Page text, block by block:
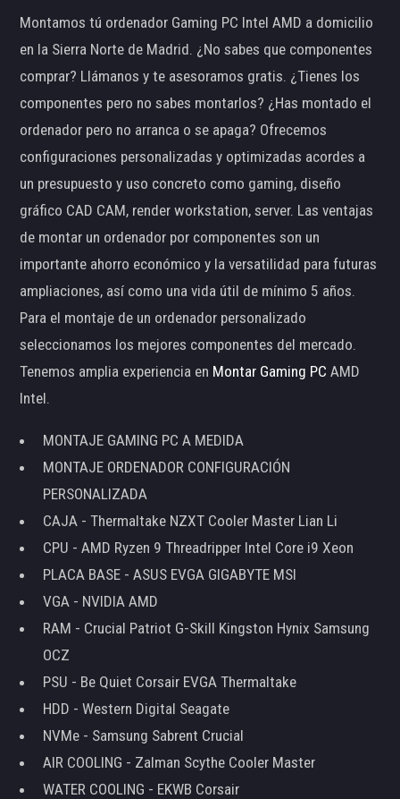
Montamos tú ordenador Gaming PC Intel AMD a domicilio
en la Sierra Norte de Madrid. ¿No sabes que componentes
comprar? Llámanos y te asesoramos gratis. ¿Tienes los
componentes pero no sabes montarlos? ¿Has montado el
ordenador pero no arranca o se apaga? Ofrecemos
configuraciones personalizadas y optimizadas acordes a
un presupuesto y uso concreto como gaming, diseño
gráfico CAD CAM, render workstation, server. Las ventajas
de montar un ordenador por componentes son un
importante ahorro económico y la versatilidad para futuras
ampliaciones, así como una vida útil de mínimo 5 años.
Para el montaje de un ordenador personalizado
seleccionamos los mejores componentes del mercado.
Tenemos amplia experiencia en Montar Gaming PC AMD
Intel.
MONTAJE GAMING PC A MEDIDA
MONTAJE ORDENADOR CONFIGURACIÓN
PERSONALIZADA
CAJA - Thermaltake NZXT Cooler Master Lian Li
CPU - AMD Ryzen 9 Threadripper Intel Core i9 Xeon
PLACA BASE - ASUS EVGA GIGABYTE MSI
VGA - NVIDIA AMD
RAM - Crucial Patriot G-Skill Kingston Hynix Samsung
OCZ
PSU - Be Quiet Corsair EVGA Thermaltake
HDD - Western Digital Seagate
NVMe - Samsung Sabrent Crucial
AIR COOLING - Zalman Scythe Cooler Master
WATER COOLING - EKWB Corsair